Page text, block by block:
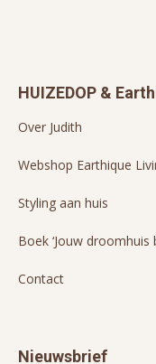
HUIZEDOP &
Over Judith
Webshop Earthique
Styling aan huis
Boek ‘Jouw droomhuis
Contact
Nieuwsbrief